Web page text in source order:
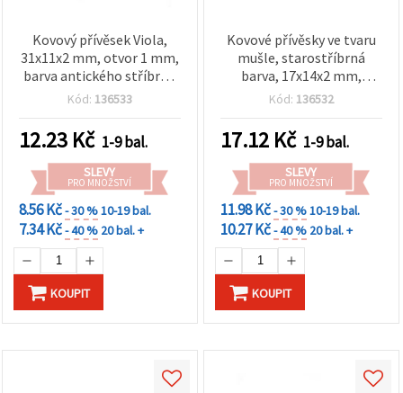
Kovový přívěsek Viola,
31x11x2 mm, otvor 1 mm,
barva antického stříbra -
5 ks
Kód: 136533
12.23 Kč 1-9 bal.
SLEVY
PRO MNOŽSTVÍ
8.56 Kč- 30 %10-19 bal.
7.34 Kč- 40 % 20 bal. +
KOUPIT
Kovové přívěsky ve tvaru
mušle, starostříbrná
barva, 17x14x2 mm,
balení 10 ks, ideální pro
dekorací
Kód: 136532
17.12 Kč 1-9 bal.
SLEVY
PRO MNOŽSTVÍ
11.98 Kč- 30 %10-19 bal.
10.27 Kč- 40 % 20 bal. +
KOUPIT